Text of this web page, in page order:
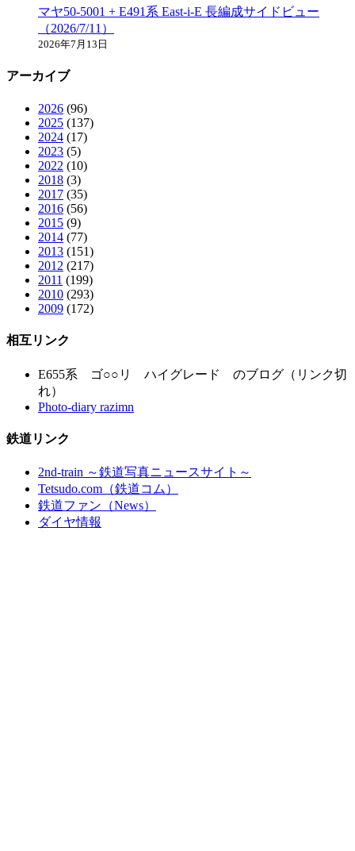
マヤ50-5001 + E491系 East-i-E 長編成サイドビュー
（2026/7/11）
2026年7月13日
アーカイブ
2026 (96)
2025 (137)
2024 (17)
2023 (5)
2022 (10)
2018 (3)
2017 (35)
2016 (56)
2015 (9)
2014 (77)
2013 (151)
2012 (217)
2011 (199)
2010 (293)
2009 (172)
相互リンク
E655系 ゴ○○リ ハイグレード のブログ（リンク切
れ）
Photo-diary razimn
鉄道リンク
2nd-train ～鉄道写真ニュースサイト～
Tetsudo.com（鉄道コム）
鉄道ファン（News）
ダイヤ情報